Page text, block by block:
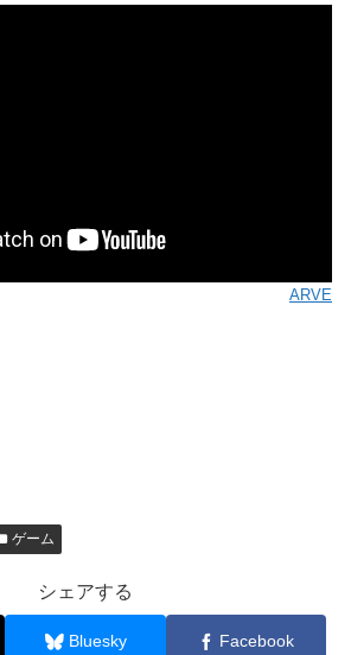
ARVE
ゲーム
シェアする
Bluesky Facebook